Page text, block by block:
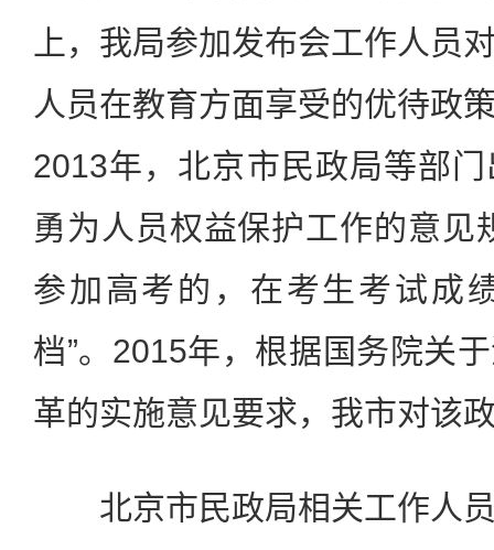
上，我局参加发布会工作人员
人员在教育方面享受的优待政
2013年，北京市民政局等部
勇为人员权益保护工作的意见
参加高考的，在考生考试成
档”。2015年，根据国务院关
革的实施意见要求，我市对该
北京市民政局相关工作人员